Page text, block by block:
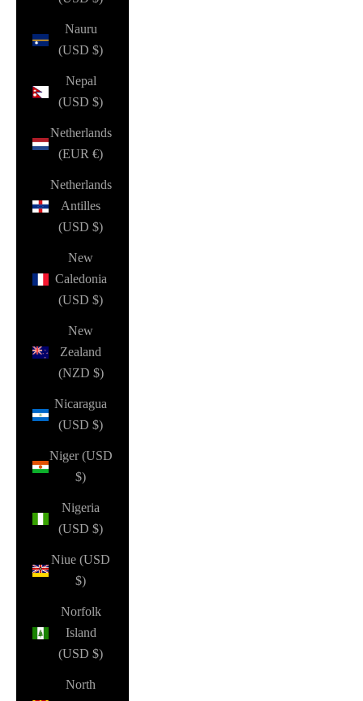
Nauru
(USD $)
Nepal
(USD $)
Netherlands
(EUR €)
Netherlands
Antilles
(USD $)
New
Caledonia
(USD $)
New
Zealand
(NZD $)
Nicaragua
(USD $)
Niger (USD
$)
Nigeria
(USD $)
Niue (USD
$)
Norfolk
Island
(USD $)
North